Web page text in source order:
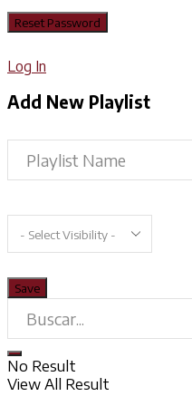
Log In
Add New Playlist
No Result
View All Result